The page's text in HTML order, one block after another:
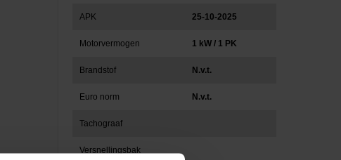
APK 25-10-2025
Motorvermogen 1 kW / 1 PK
Brandstof N.v.t.
Euro norm N.v.t.
Tachograaf
Versnellingsbak